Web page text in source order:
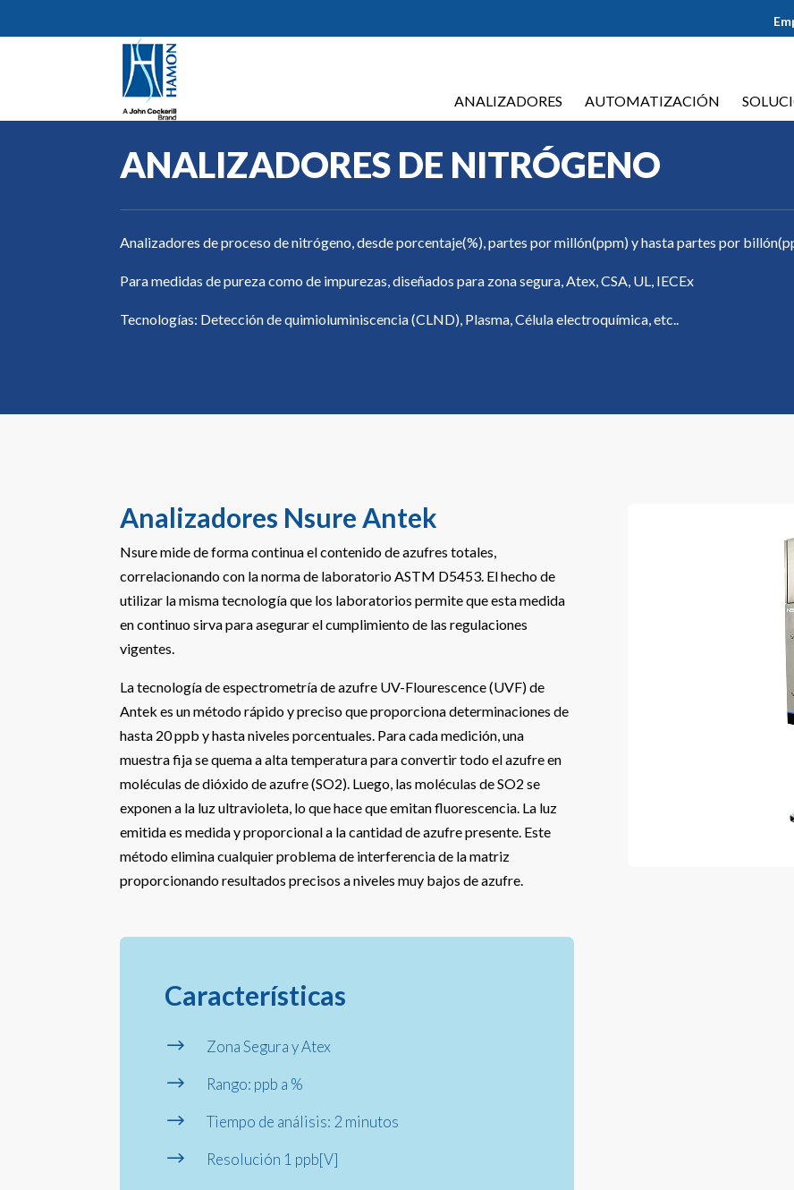
ANALIZADORES AUTOMATIZACIÓN
ANALIZADORES DE NITRÓGENO
Analizadores de proceso de nitrógeno, desde porcentaje(%), partes por millón(ppm) y hasta partes por
Para medidas de pureza como de impurezas, diseñados para zona segura, Atex, CSA, UL, IECEx
Tecnologías: Detección de quimioluminiscencia (CLND), Plasma, Célula electroquímica, etc..
Analizadores Nsure Antek
Nsure mide de forma continua el contenido de azufres totales,
correlacionando con la norma de laboratorio ASTM D5453. El hecho de
utilizar la misma tecnología que los laboratorios permite que esta medida
en continuo sirva para asegurar el cumplimiento de las regulaciones
vigentes.
La tecnología de espectrometría de azufre UV-Flourescence (UVF) de
Antek es un método rápido y preciso que proporciona determinaciones de
hasta 20 ppb y hasta niveles porcentuales. Para cada medición, una
muestra fija se quema a alta temperatura para convertir todo el azufre en
moléculas de dióxido de azufre (SO2). Luego, las moléculas de SO2 se
exponen a la luz ultravioleta, lo que hace que emitan fluorescencia. La luz
emitida es medida y proporcional a la cantidad de azufre presente. Este
método elimina cualquier problema de interferencia de la matriz
proporcionando resultados precisos a niveles muy bajos de azufre.
Características
$ Zona Segura y Atex
$ Rango: ppb a %
$ Tiempo de análisis: 2 minutos
$ Resolución 1 ppb[V]